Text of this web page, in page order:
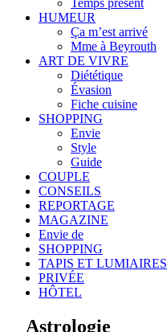
Temps présent
HUMEUR
Ça m’est arrivé
Mme à Beyrouth
ART DE VIVRE
Diététique
Évasion
Fiche cuisine
SHOPPING
Envie
Style
Guide
COUPLE
CONSEILS
REPORTAGE
MAGAZINE
Envie de
SHOPPING
TAPIS ET LUMIAIRES
PRIVÉE
HÔTEL
Astrologie